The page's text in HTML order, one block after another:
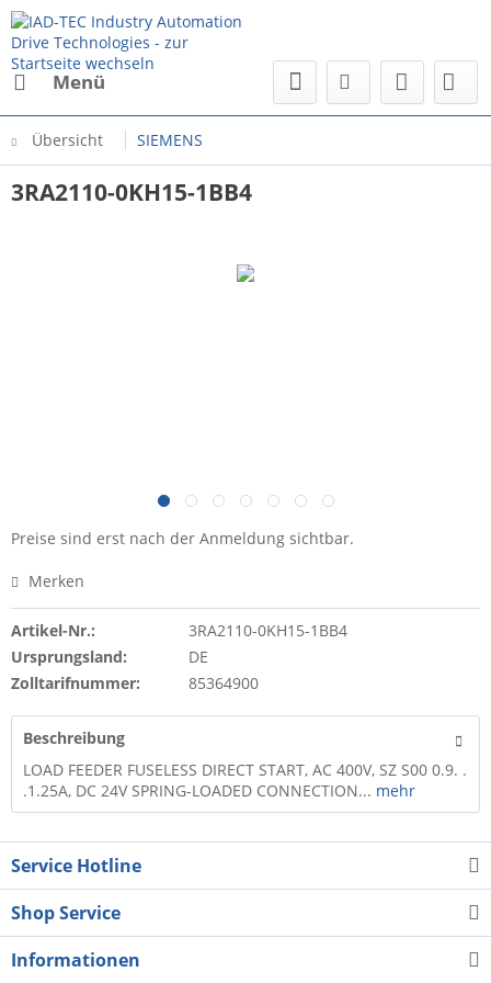
Menü
Übersicht SIEMENS
3RA2110-0KH15-1BB4
Preise sind erst nach der Anmeldung sichtbar.
Merken
Artikel-Nr.:
3RA2110-0KH15-1BB4
Ursprungsland:
DE
Zolltarifnummer:
85364900
Beschreibung
LOAD FEEDER FUSELESS DIRECT START, AC 400V, SZ S00 0.9. .
.1.25A, DC 24V SPRING-LOADED CONNECTION... mehr
Service Hotline
Shop Service
Informationen